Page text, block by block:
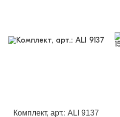
Комплект, арт.: ALI 9137